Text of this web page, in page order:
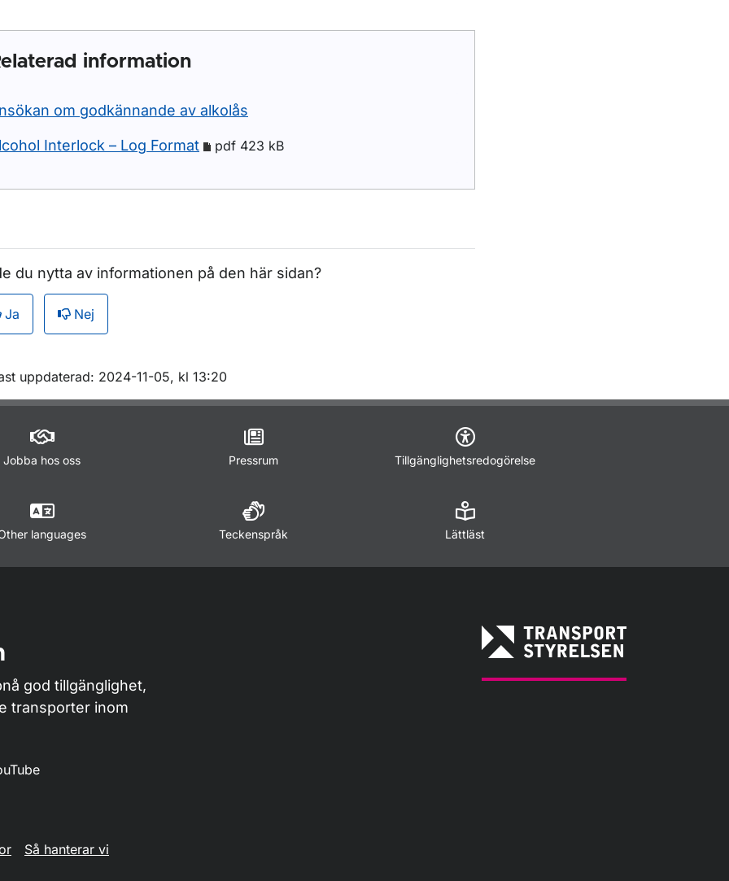
information
om godkännande av alkolås
Interlock – Log Format pdf 423 kB
du nytta av informationen på den här sidan?
Ja Nej
sidan
uppdaterad: 2024-11-05, kl 13:20
Jobba hos oss Pressrum Tillgänglighetsredogörelse
languages Teckenspråk Lättläst
god tillgänglighet,
transporter inom
Så hanterar vi